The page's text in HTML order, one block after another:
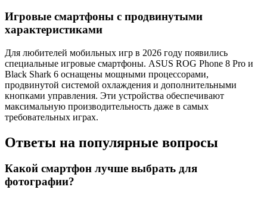
Игровые смартфоны с продвинутыми
характеристиками
Для любителей мобильных игр в 2026 году появились
специальные игровые смартфоны. ASUS ROG Phone 8 Pro и
Black Shark 6 оснащены мощными процессорами,
продвинутой системой охлаждения и дополнительными
кнопками управления. Эти устройства обеспечивают
максимальную производительность даже в самых
требовательных играх.
Ответы на популярные вопросы
Какой смартфон лучше выбрать для
фотографии?